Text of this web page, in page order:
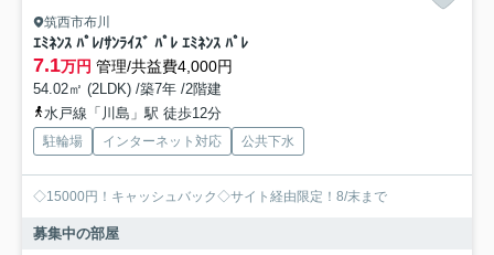
筑西市布川
ｴﾐﾈﾝｽ ﾊﾟﾚ/ｻﾝﾗｲｽﾞ ﾊﾟﾚ ｴﾐﾈﾝｽ ﾊﾟﾚ
7.1万円 管理/共益費4,000円
54.02㎡ (2LDK) /築7年 /2階建
水戸線「川島」駅 徒歩12分
駐輪場 インターネット対応 公共下水
◇15000円！キャッシュバック◇サイト経由限定！8/末まで
募集中の部屋